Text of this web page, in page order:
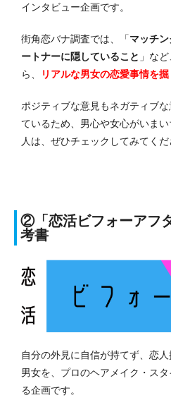
インタビュー企画です。
街角恋バナ調査では、「マッチ
ートナーに隠していること 」な
ら、
リアルな男女の恋愛事情を
ポジティブな意見もネガティブ
ているため、男心や女心がいま
人は、ぜひチェックしてみてくだ
②「恋活ビフォーアフ
考書
自分の外見に自信が持てず、恋
男女を、プロのヘアメイク・ス
る企画です。